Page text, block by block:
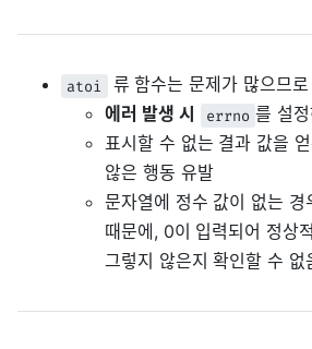
atoi 류 함수는 문제가 많으므로
에러 발생 시
errno 를 설
표시할 수 없는 결과 값을
않은 행동 유발
문자열에 정수 값이 없는 경
때문에, 0이 입력되어 정상
그렇지 않은지 확인할 수 없